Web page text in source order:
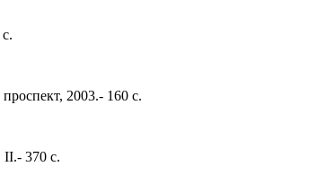
2003.- 160 с.
370 с.